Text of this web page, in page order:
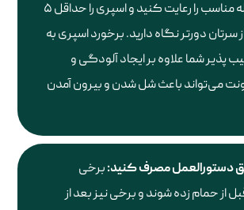
موهایتان فاصله مناسب را رعایت کنید و اسپری را حداقل ۵
از سرتان دورتر نگاه دارید. برخورد اسپری به
پذیر شما علاوه بر ایجاد آلودگی و
می‌تواند باعث شل شدن و بیرون آمدن
دستورالعمل مصرف کنید:برخی
از حمام زده شوند و برخی نیز بعد از